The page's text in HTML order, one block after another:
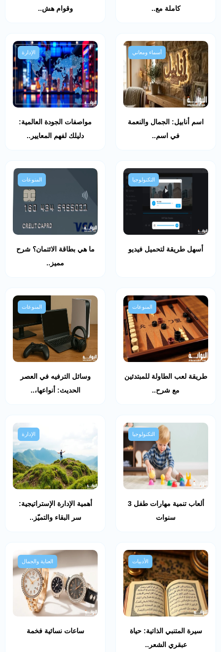
كاملة مع.. وقوام هش..
أسماء ومعاني
اسم أنابيل: الجمال والنعمة
في اسم..
الإدارة
مواصفات الجودة العالمية:
دليلك لفهم المعايير..
التكنولوجيا
أسهل طريقة لتحميل فيديو
المنوعات
ما هي بطاقة الائتمان؟ شرح
مميز..
المنوعات
طريقة لعب الطاولة للمبتدئين
مع شرح..
المنوعات
وسائل الترفيه في العصر
الحديث: أنواعها،..
التكنولوجيا
ألعاب تنمية مهارات طفل 3
سنوات
الإدارة
أهمية الإدارة الإستراتيجية:
سر البقاء والتميّز..
الأدبيات
سيرة المتنبي الذاتية: حياة
عبقري الشعر..
العناية والجمال
ساعات نسائية فخمة